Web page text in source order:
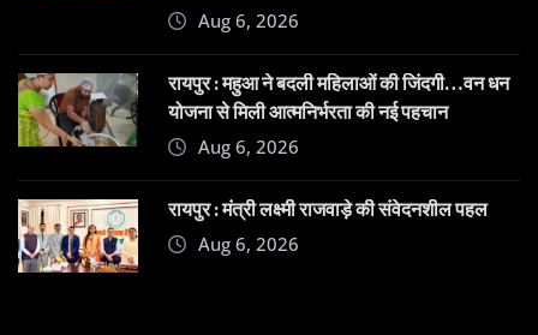
Aug 6, 2026
रायपुर : महुआ ने बदली महिलाओं की जिंदगी…वन धन
योजना से मिली आत्मनिर्भरता की नई पहचान
Aug 6, 2026
रायपुर : मंत्री लक्ष्मी राजवाड़े की संवेदनशील पहल
Aug 6, 2026